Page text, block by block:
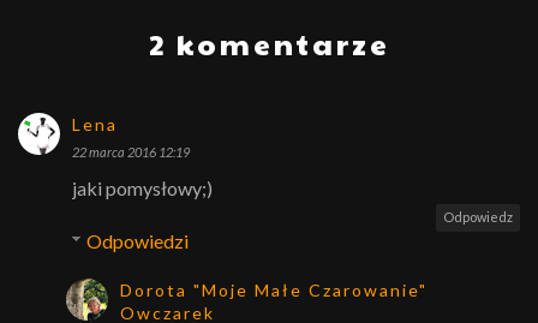
2 komentarze
Lena
22 marca 2016 12:19
jaki pomysłowy;)
Odpowiedz
Odpowiedzi
Dorota "Moje Małe Czarowanie"
Owczarek